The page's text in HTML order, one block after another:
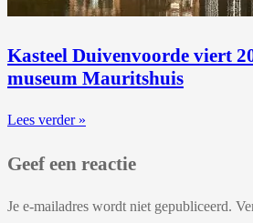
Kasteel Duivenvoorde viert
museum Mauritshuis
Lees verder »
Geef een reactie
Je e-mailadres wordt niet gepubliceerd.